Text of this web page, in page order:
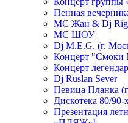
Пенная
МС Жан & Dj
МС ШОУ
Dj M.E.G. (г.
Концерт "Смоки
Концерт
Dj Ruslan Sever
Певица Планка
Дискотека 80/90-
Презентация